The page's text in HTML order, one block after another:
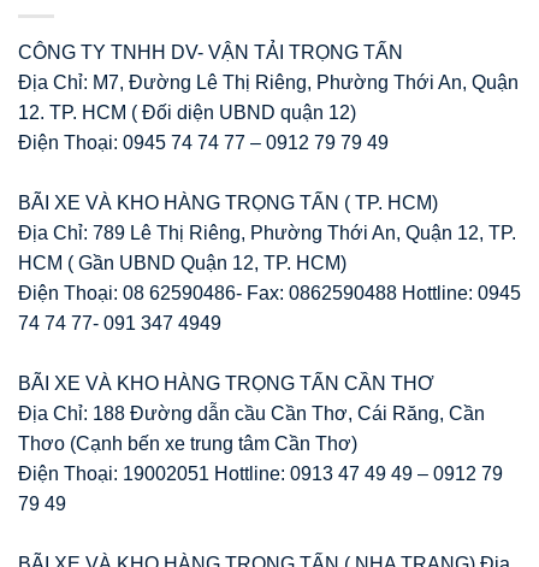
CÔNG TY TNHH DV- VẬN TẢI TRỌNG TẤN
Địa Chỉ: M7, Đường Lê Thị Riêng, Phường Thới An, Quận
12. TP. HCM ( Đối diện UBND quận 12)
Điện Thoại: 0945 74 74 77 – 0912 79 79 49
BÃI XE VÀ KHO HÀNG TRỌNG TẤN ( TP. HCM)
Địa Chỉ: 789 Lê Thị Riêng, Phường Thới An, Quận 12, TP.
HCM ( Gần UBND Quận 12, TP. HCM)
Điện Thoại: 08 62590486- Fax: 0862590488 Hottline: 0945
74 74 77- 091 347 4949
BÃI XE VÀ KHO HÀNG TRỌNG TẤN CẦN THƠ
Địa Chỉ: 188 Đường dẫn cầu Cần Thơ, Cái Răng, Cần
Thơo (Cạnh bến xe trung tâm Cần Thơ)
Điện Thoại: 19002051 Hottline: 0913 47 49 49 – 0912 79
79 49